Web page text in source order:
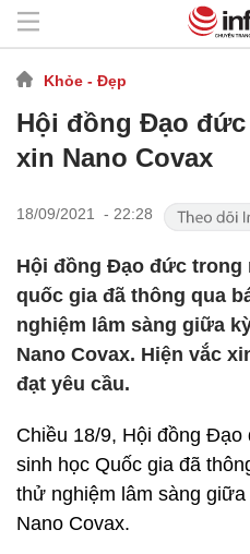
Khỏe - Đẹp
Hội đồng Đạo
xin Nano Covax
18/09/2021 - 22:28
Hội đồng Đạo đức
quốc gia đã thông qua
nghiệm lâm sàng giữa
Nano Covax. Hiện vắc
đạt yêu cầu.
Chiều 18/9, Hội đồng
sinh học Quốc gia đã
thử nghiệm lâm sàng
Nano Covax.